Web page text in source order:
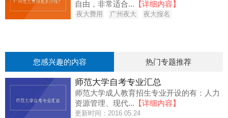
自由，非常适合... 【详细内容】
夜大费用 广州夜大 夜大报名
您感兴趣的内容 热门专题推荐
师范大学自考专业汇总
师范大学成人教育招生专业开设的有：人力
资源管理、现代... 【详细内容】
更新时间：2016.05.24